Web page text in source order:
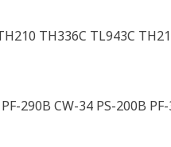
TH336C TL943C
290B CW-34 PS-200B